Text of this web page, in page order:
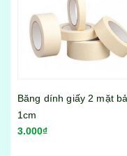
Băng dính giấy 2 mặt bản
1cm
3.000₫